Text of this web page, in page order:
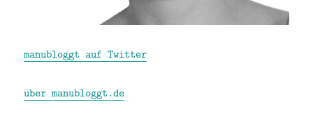
manubloggt auf Twitter
über manubloggt.de